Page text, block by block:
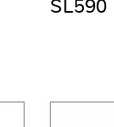
SL590